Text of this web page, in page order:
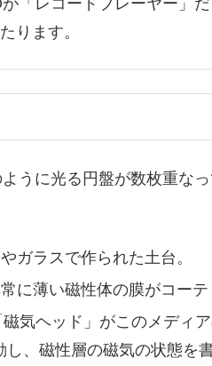
「レコードプレーヤー」
ります。
うに光る円盤が数枚重な
ガラスで作られた土台。
に薄い磁性体の膜がコーテ
気ヘッド」がこのメディ
、磁性層の磁気の状態を